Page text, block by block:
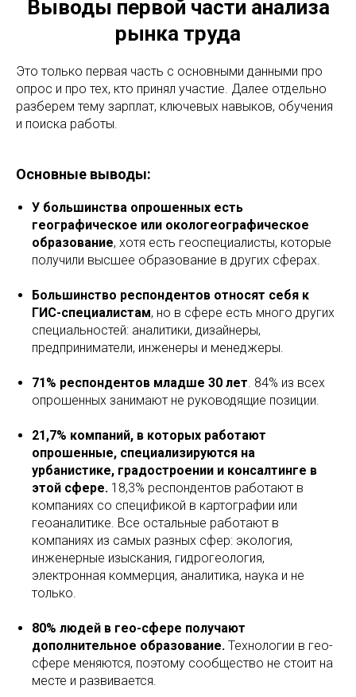
Выводы первой части анализа
рынка труда
Это только первая часть с основными данными про
опрос и про тех, кто принял участие. Далее отдельно
разберем тему зарплат, ключевых навыков, обучения
и поиска работы.
Основные выводы:
У большинства опрошенных есть
географическое или окологеографическое
образование, хотя есть геоспециалисты, которые
получили высшее образование в других сферах.
Большинство респондентов относят себя к
ГИС-специалистам, но в сфере есть много других
специальностей: аналитики, дизайнеры,
предприниматели, инженеры и менеджеры.
71% респондентов младше 30 лет . 84% из всех
опрошенных занимают не руководящие позиции.
21,7% компаний, в которых работают
опрошенные, специализируются на
урбанистике, градостроении и консалтинге в
этой сфере. 18,3% респондентов работают в
компаниях со спецификой в картографии или
геоаналитике. Все остальные работают в
компаниях из самых разных сфер: экология,
инженерные изыскания, гидрогеология,
электронная коммерция, аналитика, наука и не
только.
80% людей в гео-сфере получают
дополнительное образование. Технологии в гео-
сфере меняются, поэтому сообщество не стоит на
месте и развивается.